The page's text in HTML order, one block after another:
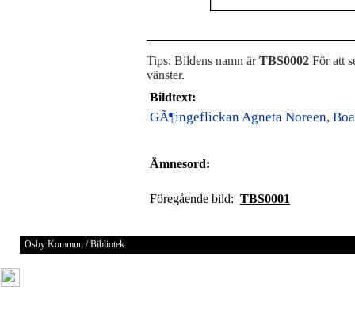
Tips: Bildens namn ärTBS0002 För att
vänster.
Bildtext:
GÃ¶ingeflickan Agneta Noreen,
Ämnesord:
Föregående bild: TBS0001
Osby Kommun / Bibliotek